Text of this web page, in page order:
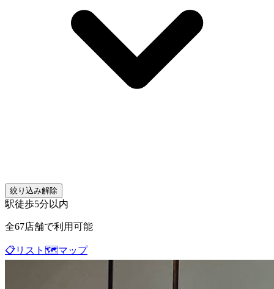
絞り込み解除
駅徒歩5分以内
全67店舗で利用可能
📋リスト 🗺️マップ